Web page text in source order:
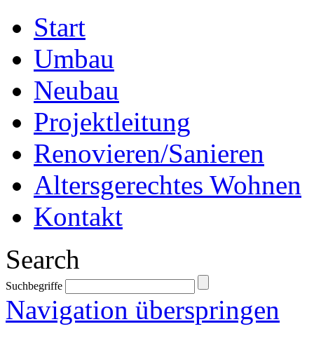
Start
Umbau
Neubau
Projektleitung
Renovieren/Sanieren
Altersgerechtes Wohnen
Kontakt
Search
Suchbegriffe
Navigation überspringen